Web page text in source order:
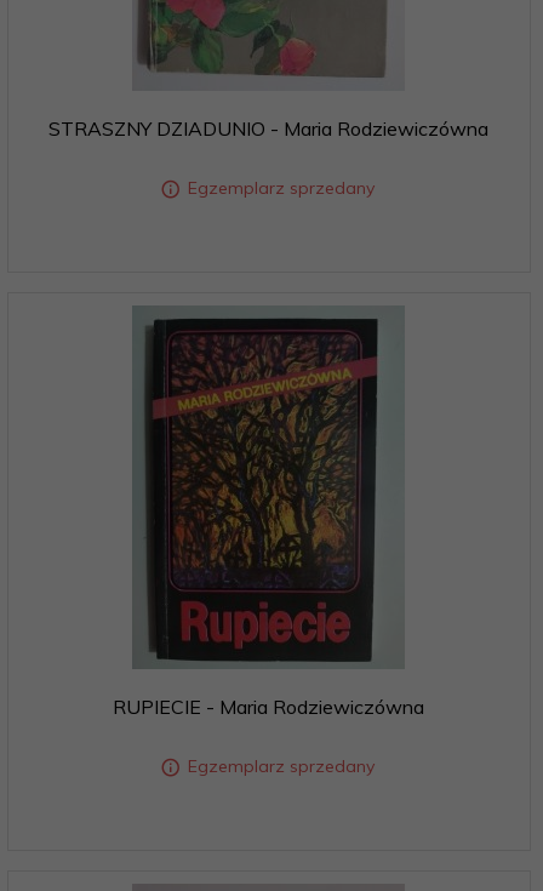
STRASZNY DZIADUNIO - Maria Rodziewiczówna
Egzemplarz sprzedany
RUPIECIE - Maria Rodziewiczówna
Egzemplarz sprzedany